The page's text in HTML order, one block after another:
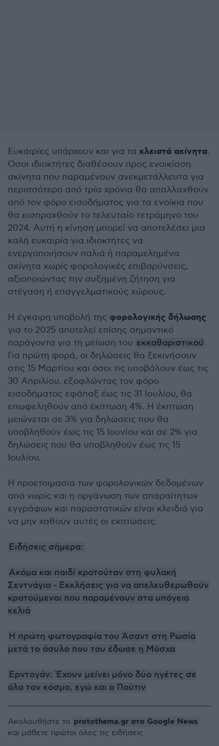
Ευκαιρίες υπάρχουν και για τα κλειστά ακίνητα.
Όσοι ιδιοκτήτες διαθέσουν προς ενοικίαση
ακίνητα που παραμένουν ανεκμετάλλευτα για
περισσότερο από τρία χρόνια θα απαλλαχθούν
από τον φόρο εισοδήματος για τα ενοίκια που
θα εισπραχθούν το τελευταίο τετράμηνο του
2024. Αυτή η κίνηση μπορεί να αποτελέσει μια
καλή ευκαιρία για ιδιοκτήτες να
ενεργοποιήσουν παλιά ή παραμελημένα
ακίνητα χωρίς φορολογικές επιβαρύνσεις,
αξιοποιώντας την αυξημένη ζήτηση για
στέγαση ή επαγγελματικούς χώρους.
Η έγκαιρη υποβολή της φορολογικής δήλωσης
για το 2025 αποτελεί επίσης σημαντικό
παράγοντα για τη μείωση του εκκαθαριστικού .
Για πρώτη φορά, οι δηλώσεις θα ξεκινήσουν
στις 15 Μαρτίου και όσοι τις υποβάλουν έως τις
30 Απριλίου, εξοφλώντας τον φόρο
εισοδήματος εφάπαξ έως τις 31 Ιουλίου, θα
επωφεληθούν από έκπτωση 4%. Η έκπτωση
μειώνεται σε 3% για δηλώσεις που θα
υποβληθούν έως τις 15 Ιουνίου και σε 2% για
δηλώσεις που θα υποβληθούν έως τις 15
Ιουλίου.
Η προετοιμασία των φορολογικών δεδομένων
από νωρίς και η οργάνωση των απαραίτητων
εγγράφων και παραστατικών είναι κλειδιά για
να μην χαθούν αυτές οι εκπτώσεις.
Ειδήσεις σήμερα:
Ακόμα και παιδί κρατούταν στη φυλακή
Σεντνάγια - Εκκλήσεις για να απελευθερωθούν
κρατούμενοι που παραμένουν στα υπόγεια
κελιά
Η πρώτη φωτογραφία του Άσαντ στη Ρωσία
μετά το άσυλο που του έδωσε η Μόσχα
Ερντογάν: Έχουν μείνει μόνο δύο ηγέτες σε
όλο τον κόσμο, εγώ και ο Πούτιν
Ακολουθήστε το protothema.gr στο Google News
και μάθετε πρώτοι όλες τις ειδήσεις